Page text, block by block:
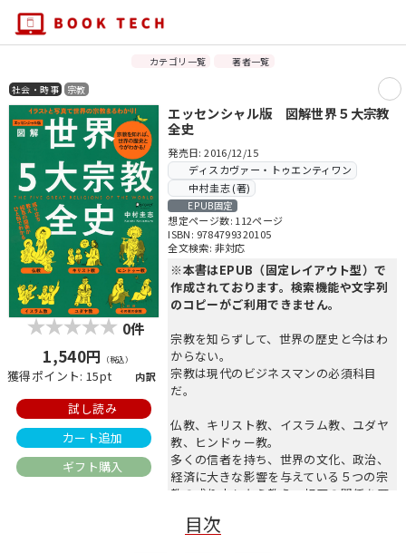
カテゴリ一覧 著者一覧
社会・時事 宗教
0件
1,540円 （税込）
獲得ポイント: 15pt 内訳
試し読み
カート追加
ギフト購入
エッセンシャル版 図解世界５大宗教
全史
発売日: 2016/12/15
ディスカヴァー・トゥエンティワン
中村圭志 (著)
EPUB固定
想定ページ数: 112ページ
ISBN: 9784799320105
全文検索: 非対応
※本書はEPUB（固定レイアウト型）で
作成されております。検索機能や文字列
のコピーがご利用できません。
宗教を知らずして、世界の歴史と今はわ
からない。
宗教は現代のビジネスマンの必須科目
だ。
仏教、キリスト教、イスラム教、ユダヤ
教、ヒンドゥー教。
多くの信者を持ち、世界の文化、政治、
経済に大きな影響を与えている５つの宗
教の成り立ちから教え、相互の関係を歴
く解説するのが本書である。
目次